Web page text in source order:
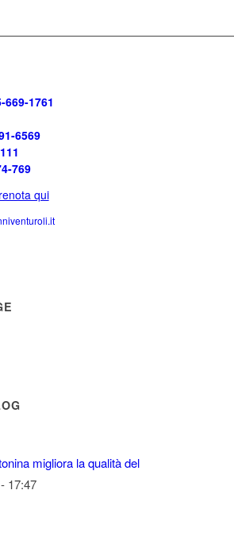
669-1761
6569
769
qui
migliora la qualità del
17:47